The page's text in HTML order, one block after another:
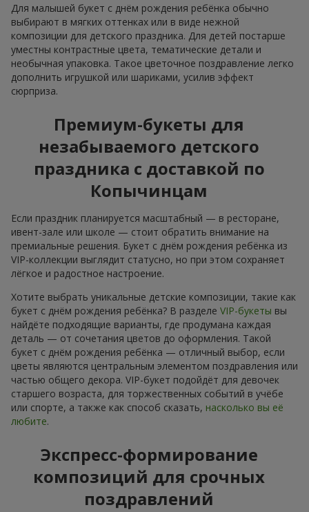
Для малышей букет с днём рождения ребёнка обычно
выбирают в мягких оттенках или в виде нежной
композиции для детского праздника. Для детей постарше
уместны контрастные цвета, тематические детали и
необычная упаковка. Такое цветочное поздравление легко
дополнить игрушкой или шариками, усилив эффект
сюрприза.
Премиум-букеты для
незабываемого детского
праздника с доставкой по
Копычинцам
Если праздник планируется масштабный — в ресторане,
ивент-зале или школе — стоит обратить внимание на
премиальные решения. Букет с днём рождения ребёнка из
VIP-коллекции выглядит статусно, но при этом сохраняет
лёгкое и радостное настроение.
Хотите выбрать уникальные детские композиции, такие как
букет с днём рождения ребёнка? В разделе VIP-букеты вы
найдёте подходящие варианты, где продумана каждая
деталь — от сочетания цветов до оформления. Такой
букет с днём рождения ребёнка — отличный выбор, если
цветы являются центральным элементом поздравления или
частью общего декора. VIP-букет подойдёт для девочек
старшего возраста, для торжественных событий в учёбе
или спорте, а также как способ сказать, насколько вы её
любите.
Экспресс-формирование
композиций для срочных
поздравлений